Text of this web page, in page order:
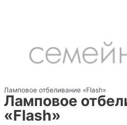
Ламповое отбеливание «Flash»
Ламповое
«Flash»